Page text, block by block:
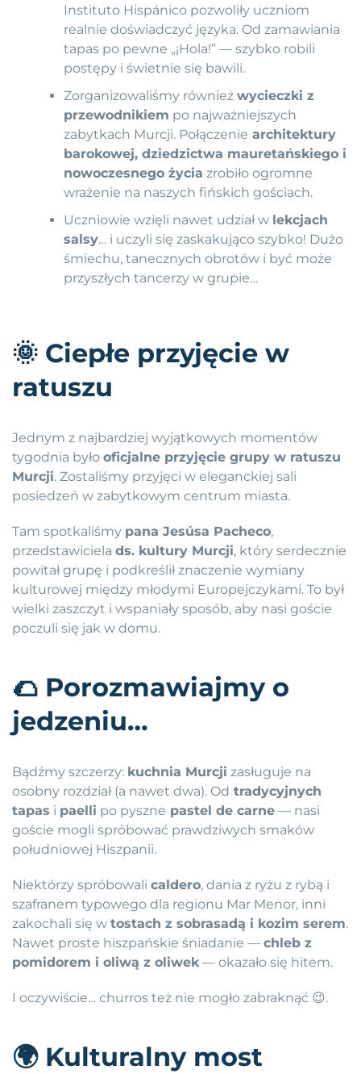
Instituto Hispánico pozwoliły uczniom
realnie doświadczyć języka. Od zamawiania
tapas po pewne „¡Hola!” — szybko robili
postępy i świetnie się bawili.
Zorganizowaliśmy równieżwycieczki z
przewodnikiem po najważniejszych
zabytkach Murcji. Połączenie architektury
barokowej, dziedzictwa mauretańskiego i
nowoczesnego życia zrobiło ogromne
wrażenie na naszych fińskich gościach.
Uczniowie wzięli nawet udział w lekcjach
salsy… i uczyli się zaskakująco szybko! Dużo
śmiechu, tanecznych obrotów i być może
przyszłych tancerzy w grupie…
🌞 Ciepłe przyjęcie w
ratuszu
Jednym z najbardziej wyjątkowych momentów
tygodnia było oficjalne przyjęcie grupy w ratuszu
Murcji. Zostaliśmy przyjęci w eleganckiej sali
posiedzeń w zabytkowym centrum miasta.
Tam spotkaliśmy pana Jesúsa Pacheco,
przedstawiciela ds. kultury Murcji, który serdecznie
powitał grupę i podkreślił znaczenie wymiany
kulturowej między młodymi Europejczykami. To był
wielki zaszczyt i wspaniały sposób, aby nasi goście
poczuli się jak w domu.
🌮 Porozmawiajmy o
jedzeniu…
Bądźmy szczerzy: kuchnia Murcji zasługuje na
osobny rozdział (a nawet dwa). Od tradycyjnych
tapas i paelli po pyszne pastel de carne — nasi
goście mogli spróbować prawdziwych smaków
południowej Hiszpanii.
Niektórzy spróbowali caldero, dania z ryżu z rybą i
szafranem typowego dla regionu Mar Menor, inni
zakochali się w tostach z sobrasadą i kozim serem.
Nawet proste hiszpańskie śniadanie — chleb z
pomidorem i oliwą z oliwek— okazało się hitem.
I oczywiście… churros też nie mogło zabraknąć 😉.
🌍Kulturalny most